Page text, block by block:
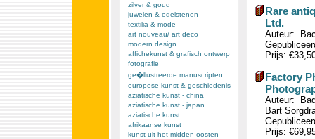
zilver & goud
juwelen & edelstenen
textilia & mode
art nouveau/ art deco
modern design
affichekunst & grafisch ontwerp
fotografie
ge�llustreerde manuscripten
europese kunst & geschiedenis
aziatische kunst - china
aziatische kunst - japan
aziatische kunst
afrikaanse kunst
kunst uit het midden-oosten
Rare
Ltd.
Auteur:
Prijs:
Factory
Auteur:
Bart
Prijs: